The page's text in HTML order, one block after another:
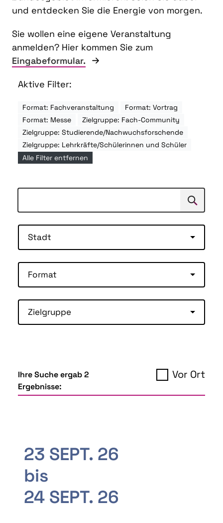
und entdecken Sie die Energie von morgen.
Sie wollen eine eigene Veranstaltung
anmelden? Hier kommen Sie zum
Eingabeformular.
Aktive Filter:
Format: Fachveranstaltung
Format: Vortrag
Format: Messe
Zielgruppe: Fach-Community
Zielgruppe: Studierende/Nachwuchsforschende
Zielgruppe: Lehrkräfte/Schülerinnen und Schüler
Alle Filter entfernen
Suchen
Stadt
Format
Zielgruppe
Ihre Suche ergab 2
Ergebnisse:
Vor Ort
23 SEPT. 26
bis
24 SEPT. 26